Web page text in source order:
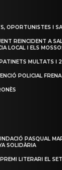
OPORTUNISTES I
REINCIDENT A
LOCAL I ELS
MULTATS I
POLICIAL
PASQUAL
SOLIDÀRIA
LITERARI EL